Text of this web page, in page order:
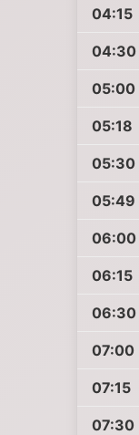
04:15
04:30
05:00
05:18
05:30
05:49
06:00
06:15
06:30
07:00
07:15
07:30